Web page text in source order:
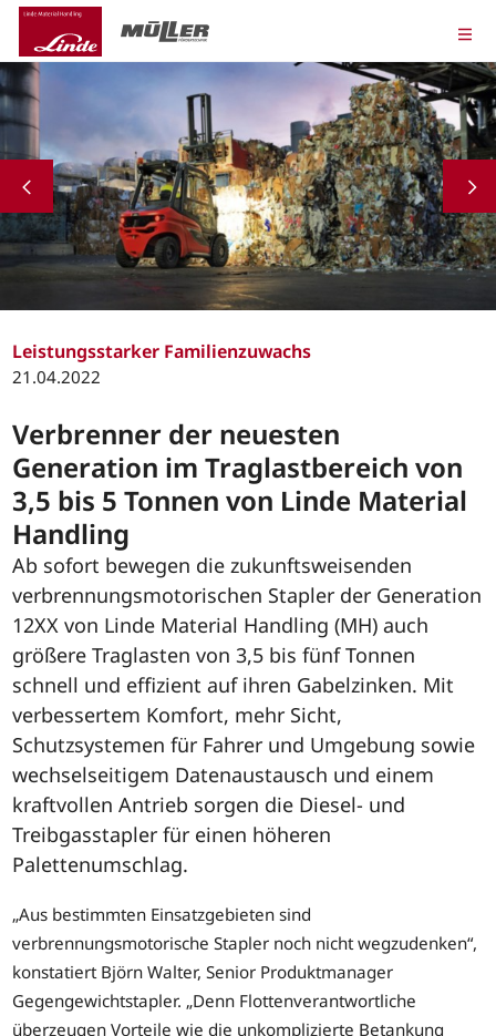
Leistungsstarker Familienzuwachs
21.04.2022
Verbrenner der neuesten
Generation im Traglastbereich von
3,5 bis 5 Tonnen von Linde Material
Handling
Ab sofort bewegen die zukunftsweisenden
verbrennungsmotorischen Stapler der Generation
12XX von Linde Material Handling (MH) auch
größere Traglasten von 3,5 bis fünf Tonnen
schnell und effizient auf ihren Gabelzinken. Mit
verbessertem Komfort, mehr Sicht,
Schutzsystemen für Fahrer und Umgebung sowie
wechselseitigem Datenaustausch und einem
kraftvollen Antrieb sorgen die Diesel- und
Treibgasstapler für einen höheren
Palettenumschlag.
„Aus bestimmten Einsatzgebieten sind
verbrennungsmotorische Stapler noch nicht wegzudenken“,
konstatiert Björn Walter, Senior Produktmanager
Gegengewichtstapler. „Denn Flottenverantwortliche
überzeugen Vorteile wie die unkomplizierte Betankung